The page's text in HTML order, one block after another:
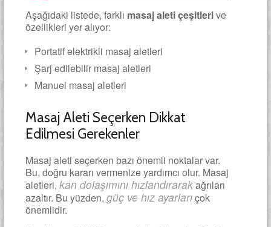
Aşağıdaki listede, farklı masaj aleti çeşitlerive
özellikleri yer alıyor:
Portatif elektrikli masaj aletleri
Şarj edilebilir masaj aletleri
Manuel masaj aletleri
Masaj Aleti Seçerken Dikkat
Edilmesi Gerekenler
Masaj aleti seçerken bazı önemli noktalar var.
Bu, doğru kararı vermenize yardımcı olur. Masaj
aletleri, kan dolaşımını hızlandırarakağrıları
azaltır. Bu yüzden, güç ve hız ayarlarıçok
önemlidir.